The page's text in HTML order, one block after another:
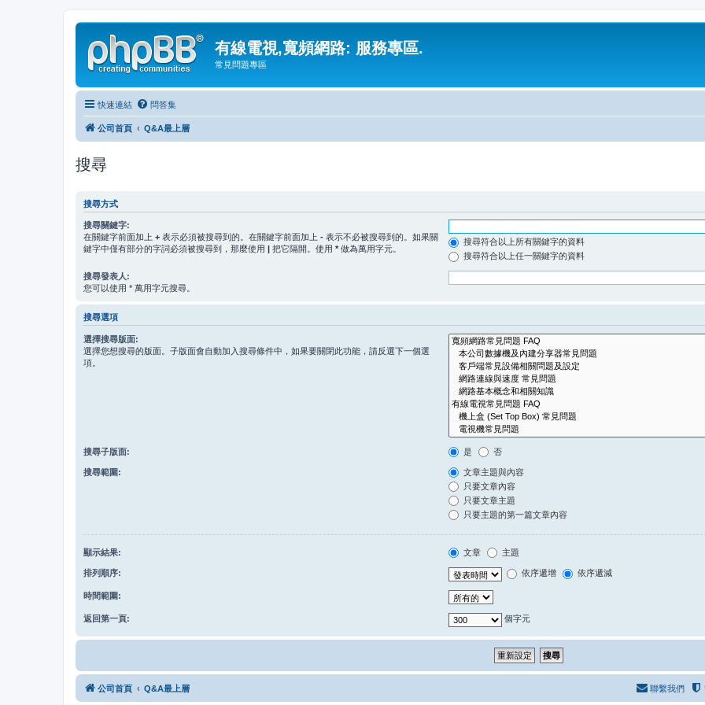
有線電視,寬頻網路: 服務專區.
常見問題專區
快速連結 問答集
公司首頁 Q&A最上層
搜尋
搜尋方式
搜尋關鍵字:
在關鍵字前面加上 + 表示必須被搜尋到的。在關鍵字前面加上 - 表示不必被搜尋到的。如果關
鍵字中僅有部分的字詞必須被搜尋到，那麼使用 | 把它隔開。使用 * 做為萬用字元。
搜尋符合以上所有關鍵字的資料
搜尋符合以上任一關鍵字的資料
搜尋發表人:
您可以使用 * 萬用字元搜尋。
搜尋選項
選擇搜尋版面:
選擇您想搜尋的版面。子版面會自動加入搜尋條件中，如果要關閉此功能，請反選下一個選
項。
搜尋子版面: 是 否
搜尋範圍:
文章主題與內容
只要文章內容
只要文章主題
只要主題的第一篇文章內容
顯示結果: 文章 主題
排列順序: 依序遞增 依序遞減
時間範圍:
返回第一頁: 個字元
公司首頁 Q&A最上層 聯繫我們